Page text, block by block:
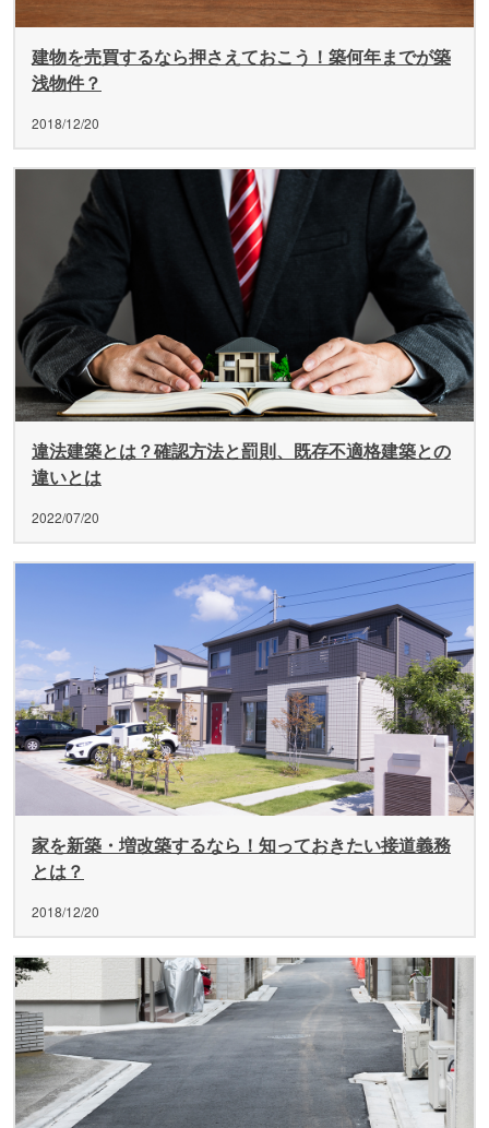
建物を売買するなら押さえておこう！築何年までが築
浅物件？
2018/12/20
違法建築とは？確認方法と罰則、既存不適格建築との
違いとは
2022/07/20
家を新築・増改築するなら！知っておきたい接道義務
とは？
2018/12/20